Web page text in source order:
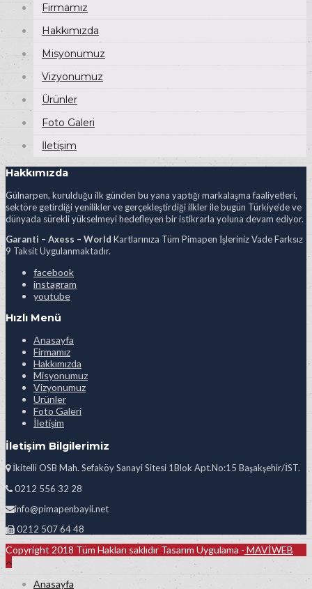
Firmamız
Hakkımızda
Misyonumuz
Vizyonumuz
Ürünler
Foto Galeri
İletişim
Hakkımızda
Gülnarpen, kurulduğu ilk günden bu yana yaptığı markalaşma faaliyetleri,
sektöre getirdiği yenilikler ve gerçekleştirdiği ilkler ile bugün Türkiye’de ve
dünyada sürekli yükselmeyi hedefleyen bir istikrarla yoluna devam ediyor.
Garanti – Axess – World Kartlarınıza Tüm Pimapen İşleriniz Vade Farksız
9 Taksit Uygulanmaktadır.
facebook
instagram
youtube
Hızlı Menü
Anasayfa
Firmamız
Hakkımızda
Misyonumuz
Vizyonumuz
Ürünler
Foto Galeri
İletişim
İletişim Bilgilerimiz
İkitelli OSB Mah. Sefaköy Sanayi Sitesi 1Blok Apt.No:15 Başakşehir/İST.
0212 556 32 28
info@pimapenbayii.net
0212 507 64 48
Copyright 2018 Tüm Hakları saklıdır Tasarım Uygulama - MAVİWEB
Anasayfa